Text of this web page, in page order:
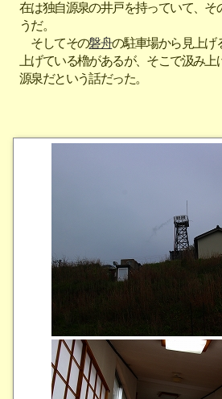
在は独自源泉の井戸を持っていて、そ
うだ。
そしてその磐舟の駐車場から見上げ
上げている櫓があるが、そこで汲み
源泉だという話だった。